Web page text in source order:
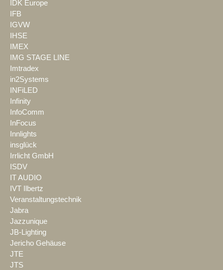
IDK Europe
IFB
IGVW
IHSE
IMEX
IMG STAGE LINE
Imtradex
in2Systems
INFiLED
Infinity
InfoComm
InFocus
Innlights
insglück
Irrlicht GmbH
ISDV
IT AUDIO
IVT Ilbertz
Veranstaltungstechnik
Jabra
Jazzunique
JB-Lighting
Jericho Gehäuse
JTE
JTS